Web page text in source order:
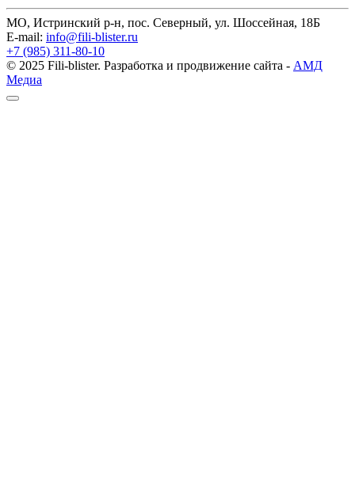
МО, Истринский р-н, пос. Северный, ул. Шоссейная, 18Б
E-mail: info@fili-blister.ru
+7 (985) 311-80-10
© 2025 Fili-blister. Разработка и продвижение сайта - АМД
Медиа